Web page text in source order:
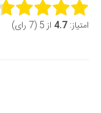
Rate this item:
امتیاز: 4.7 از 5 (7 رای)